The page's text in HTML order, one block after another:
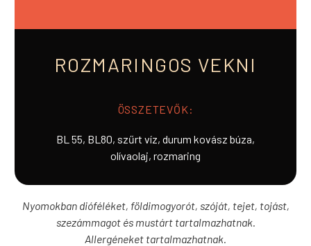
ROZMARINGOS VEKNI
ÖSSZETEVŐK:
BL 55, BL80, szűrt víz, durum kovász búza,
olívaolaj, rozmaring
Nyomokban dióféléket, földimogyorót, szóját, tejet, tojást,
szezámmagot és mustárt tartalmazhatnak.
Allergéneket tartalmazhatnak.